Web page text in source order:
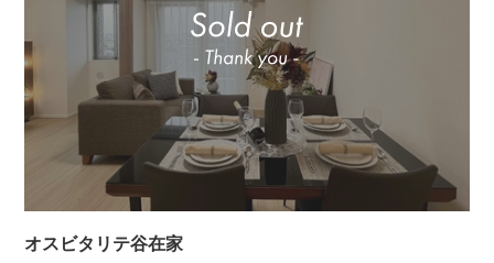
オスビタリテ谷在家